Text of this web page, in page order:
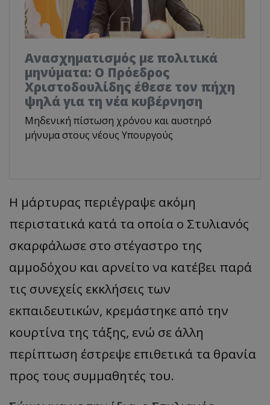
Ανασχηματισμός με πολιτικά
μηνύματα: Ο Πρόεδρος
Χριστοδουλίδης έθεσε τον πήχη
ψηλά για τη νέα κυβέρνηση
Μηδενική πίστωση χρόνου και αυστηρό
μήνυμα στους νέους Υπουργούς
Η μάρτυρας περιέγραψε ακόμη
περιστατικά κατά τα οποία ο Στυλιανός
σκαρφάλωσε στο στέγαστρο της
αμμοδόχου και αρνείτο να κατέβει παρά
τις συνεχείς εκκλήσεις των
εκπαιδευτικών, κρεμάστηκε από την
κουρτίνα της τάξης, ενώ σε άλλη
περίπτωση έστρεψε επιθετικά τα θρανία
προς τους συμμαθητές του.